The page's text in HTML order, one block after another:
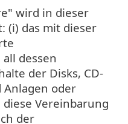
wird in dieser
(i) das mit dieser
dessen
der Disks, CD-
Anlagen oder
Vereinbarung
der